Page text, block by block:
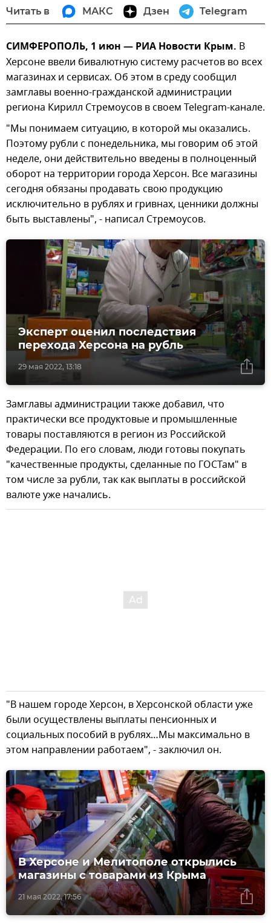
Читать в МАКС Дзен Telegram
СИМФЕРОПОЛЬ, 1 июн — РИА Новости Крым. В
Херсоне ввели бивалютную систему расчетов во всех
магазинах и сервисах. Об этом в среду сообщил
замглавы военно-гражданской администрации
региона Кирилл Стремоусов в своем Telegram-канале.
"Мы понимаем ситуацию, в которой мы оказались.
Поэтому рубли с понедельника, мы говорим об этой
неделе, они действительно введены в полноценный
оборот на территории города Херсон. Все магазины
сегодня обязаны продавать свою продукцию
исключительно в рублях и гривнах, ценники должны
быть выставлены", - написал Стремоусов.
29 мая 2022, 13:18
Эксперт оценил последствия
перехода Херсона на рубль
Замглавы администрации также добавил, что
практически все продуктовые и промышленные
товары поставляются в регион из Российской
Федерации. По его словам, люди готовы покупать
"качественные продукты, сделанные по ГОСТам" в
том числе за рубли, так как выплаты в российской
валюте уже начались.
"В нашем городе Херсон, в Херсонской области уже
были осуществлены выплаты пенсионных и
социальных пособий в рублях…Мы максимально в
этом направлении работаем", - заключил он.
21 мая 2022, 17:56
В Херсоне и Мелитополе открылись
магазины с товарами из Крыма